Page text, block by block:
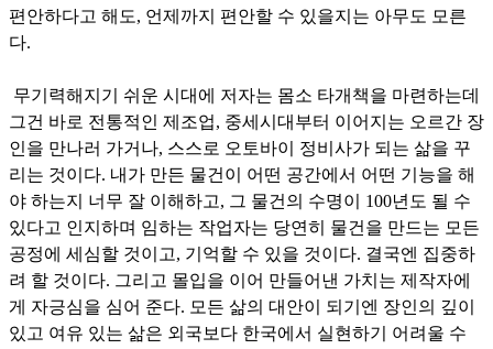
편안하다고 해도, 언제까지 편안할 수 있을지는 아무도 모른
다.
무기력해지기 쉬운 시대에 저자는 몸소 타개책을 마련하는데
그건 바로 전통적인 제조업, 중세시대부터 이어지는 오르간 장
인을 만나러 가거나, 스스로 오토바이 정비사가 되는 삶을 꾸
리는 것이다. 내가 만든 물건이 어떤 공간에서 어떤 기능을 해
야 하는지 너무 잘 이해하고, 그 물건의 수명이 100년도 될 수
있다고 인지하며 임하는 작업자는 당연히 물건을 만드는 모든
공정에 세심할 것이고, 기억할 수 있을 것이다. 결국엔 집중하
려 할 것이다. 그리고 몰입을 이어 만들어낸 가치는 제작자에
게 자긍심을 심어 준다. 모든 삶의 대안이 되기엔 장인의 깊이
있고 여유 있는 삶은 외국보다 한국에서 실현하기 어려울 수